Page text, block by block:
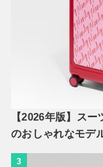
【2026年版】ス
のおしゃれなモデ
3